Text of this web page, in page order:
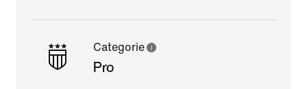
Categorie
Pro